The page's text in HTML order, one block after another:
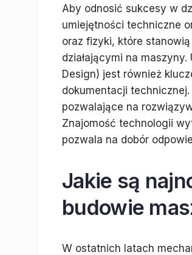
Aby odnosić sukcesy w
umiejętności techniczne
oraz fizyki, które
działającymi na
Design) jest również
dokumentacji
pozwalające na
Znajomość technologii
pozwala na dobór
Jakie są
budowie
W ostatnich latach